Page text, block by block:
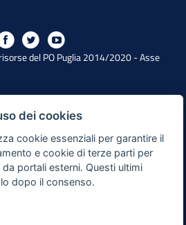
del PO Puglia 2014/2020 - Asse
dei cookies
cookie essenziali per garantire il
e cookie di terze parti per
portali esterni. Questi ultimi
dopo il consenso.